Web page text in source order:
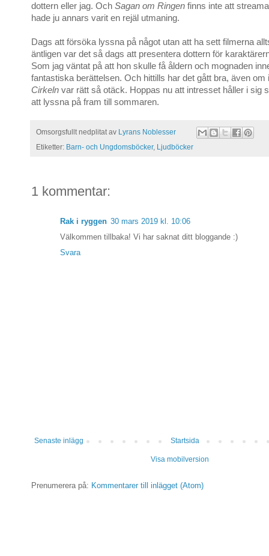
dottern eller jag. Och Sagan om Ringen finns inte att
hade ju annars varit en rejäl utmaning.
Dags att försöka lyssna på något utan att ha sett filmerna
äntligen var det så dags att presentera dottern för
Som jag väntat på att hon skulle få åldern och mognaden
fantastiska berättelsen. Och hittills har det gått bra, även om
Cirkeln var rätt så otäck. Hoppas nu att intresset håller i sig
att lyssna på fram till sommaren.
Omsorgsfullt nedplitat av Lyrans Noblesser
Etiketter: Barn- och Ungdomsböcker, Ljudböcker
1 kommentar:
Rak i ryggen 30 mars 2019 kl. 10:06
Välkommen tillbaka! Vi har saknat ditt bloggande :)
Svara
Senaste inlägg Startsida
Visa mobilversion
Prenumerera på: Kommentarer till inlägget (Atom)